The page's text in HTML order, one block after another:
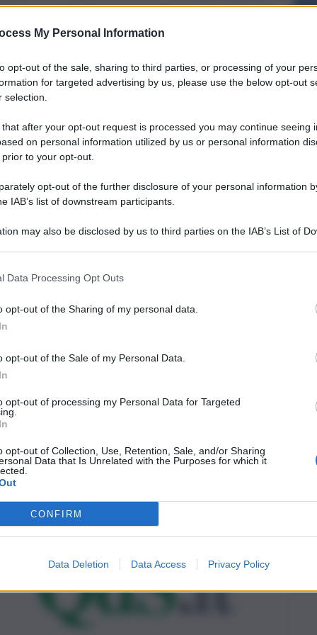
My Personal Information
opt-out of the sale, sharing to third parties, or processing of your
for targeted advertising by us, please use the below opt-out
selection.
after your opt-out request is processed you may continue seeing
on personal information utilized by us or personal information
to your opt-out.
opt-out of the further disclosure of your personal information
IAB’s list of downstream participants.
may also be disclosed by us to third parties on the IAB’s List of
Data Processing Opt Outs
opt-out of the Sharing of my personal data.
opt-out of the Sale of my Personal Data.
opt-out of processing my Personal Data for Targeted
opt-out of Collection, Use, Retention, Sale, and/or Sharing
Data that Is Unrelated with the Purposes for which it
CONFIRM
Data Deletion Data Access Privacy Policy